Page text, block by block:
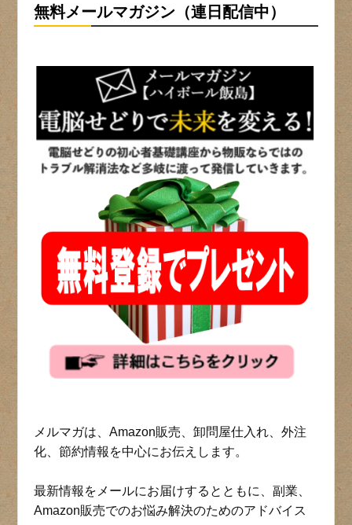
無料メールマガジン（連日配信中）
メルマガは、Amazon販売、卸問屋仕入れ、外注
化、節約情報を中心にお伝えします。
最新情報をメールにお届けするとともに、副業、
Amazon販売でのお悩み解決のためのアドバイス